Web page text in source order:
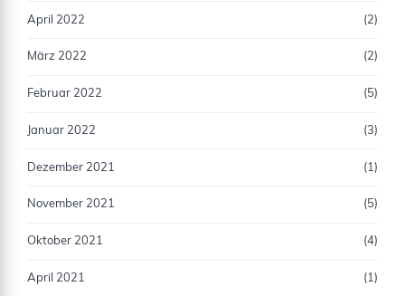
April 2022 (2)
März 2022 (2)
Februar 2022 (5)
Januar 2022 (3)
Dezember 2021 (1)
November 2021 (5)
Oktober 2021 (4)
April 2021 (1)